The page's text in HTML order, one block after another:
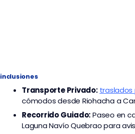
inclusiones
TransportePrivado: traslados
cómodos desde Riohacha a
Recorrido Guiado:Paseo en
Laguna Navío Quebrao para